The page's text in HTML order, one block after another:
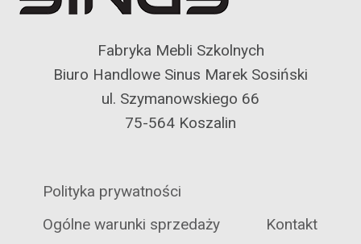
Fabryka Mebli Szkolnych
Biuro Handlowe Sinus Marek Sosiński
ul. Szymanowskiego 66
75-564 Koszalin
Polityka prywatności
Ogólne warunki sprzedaży
Kontakt